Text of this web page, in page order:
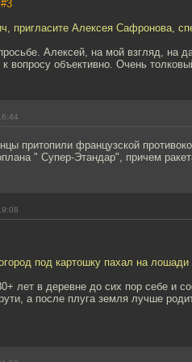
#3
пригласите Алексея Сафронова,
Алексей, на мой взгляд, на
к вопросу объективно. Очень
притопили французской
" Супер-Этандар", причем
под картошку пахал на лошади
лет в деревне до сих пор себе и
а после плуга земля лучше